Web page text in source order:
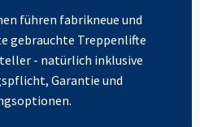
führen fabrikneue und
gebrauchte Treppenlifte
- natürlich inklusive
Garantie und